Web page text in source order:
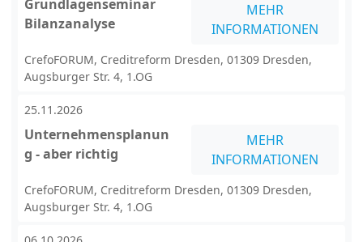
Grundlagenseminar
Bilanzanalyse
MEHR
INFORMATIONEN
CrefoFORUM, Creditreform Dresden, 01309 Dresden,
Augsburger Str. 4, 1.OG
25.11.2026
Unternehmensplanun
g - aber richtig
MEHR
INFORMATIONEN
CrefoFORUM, Creditreform Dresden, 01309 Dresden,
Augsburger Str. 4, 1.OG